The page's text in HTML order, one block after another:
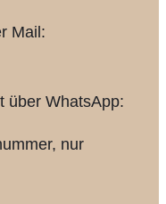
Mail:
über WhatsApp:
nur